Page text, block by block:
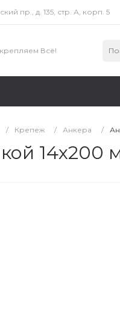
пр., д. 135, стр. А, корп. 5
Всё!
/ Крепеж / Анкера /